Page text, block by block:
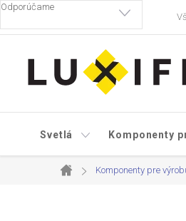
Prejsť
obsah
Svetlá Komponenty
Domov
Komponenty pre